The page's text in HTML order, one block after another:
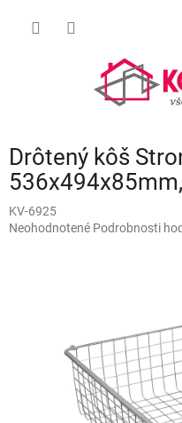
Drôtený kôš
KV-6925
Priemerné
hviezdičiek.
Neohodnotené Podrobnosti